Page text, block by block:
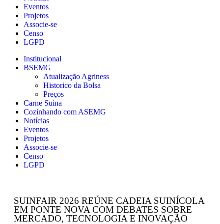
Eventos
Projetos
Associe-se
Censo
LGPD
Institucional
BSEMG
Atualização Agriness
Historico da Bolsa
Preços
Carne Suína
Cozinhando com ASEMG
Notícias
Eventos
Projetos
Associe-se
Censo
LGPD
SUINFAIR 2026 REÚNE CADEIA SUINÍCOLA
EM PONTE NOVA COM DEBATES SOBRE
MERCADO, TECNOLOGIA E INOVAÇÃO